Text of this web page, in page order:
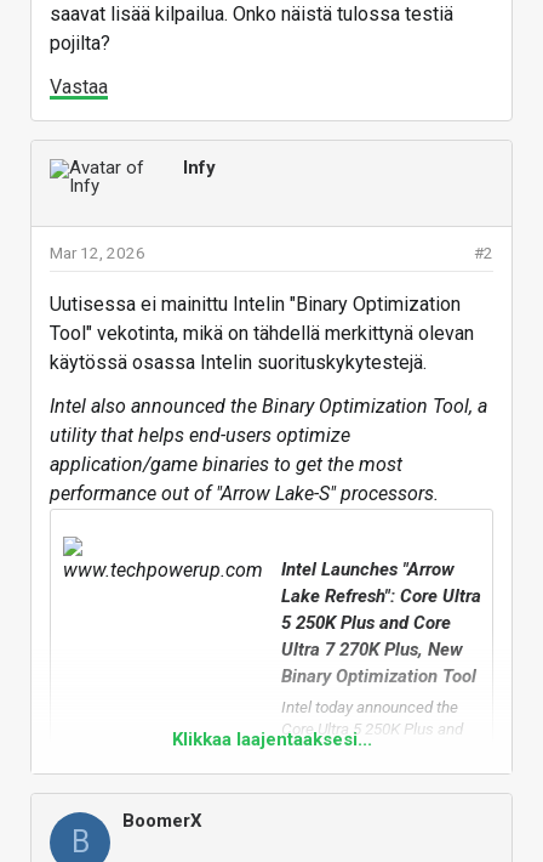
saavat lisää kilpailua. Onko näistä tulossa testiä
pojilta?
Vastaa
Infy
#2
Mar 12, 2026
Uutisessa ei mainittu Intelin "Binary Optimization
Tool" vekotinta, mikä on tähdellä merkittynä olevan
käytössä osassa Intelin suorituskykytestejä.
Intel also announced the Binary Optimization Tool, a
utility that helps end-users optimize
application/game binaries to get the most
performance out of "Arrow Lake-S" processors.
Intel Launches "Arrow
Lake Refresh": Core Ultra
5 250K Plus and Core
Ultra 7 270K Plus, New
Binary Optimization Tool
Intel today announced the
Core Ultra 5 250K Plus and
Core Ultra 7 270K Plus
desktop processors in the
Socket LGA1851 package.
Klikkaa laajentaaksesi...
B
BoomerX